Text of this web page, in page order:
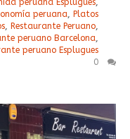
peruana Esplugues,
peruana, Platos
, Restaurante Peruano,
peruano Barcelona,
peruano Esplugues
0